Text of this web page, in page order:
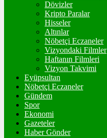
Dövizler
Kripto Paralar
Hisseler
Altınlar
Nöbetçi Eczaneler
Vizyondaki Filmler
Haftanın Filmleri
Vizyon Takvimi
Eyüpsultan
Nöbetçi Eczaneler
Gündem
Spor
Ekonomi
Gazeteler
Haber Gönder